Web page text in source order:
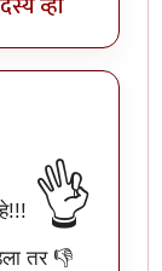
👌
तर 👎